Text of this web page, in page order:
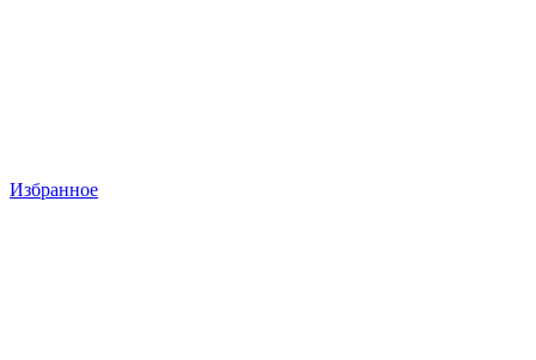
Избранное